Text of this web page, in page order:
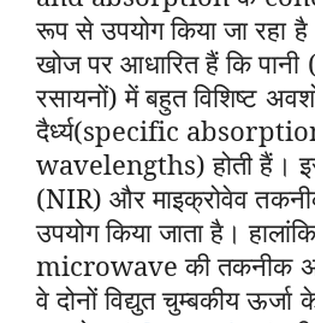
रूप से उपयोग किया जा रहा
खोज पर आधारित हैं कि पानी
रसायनों) में बहुत विशिष्ट
दैर्ध्य(specific
wavelengths) होती हैं।
(NIR) और माइक्रोवेव
उपयोग किया जाता है।
microwave की तकनीक
वे दोनों विद्युत चुम्बकीय ऊर्जा